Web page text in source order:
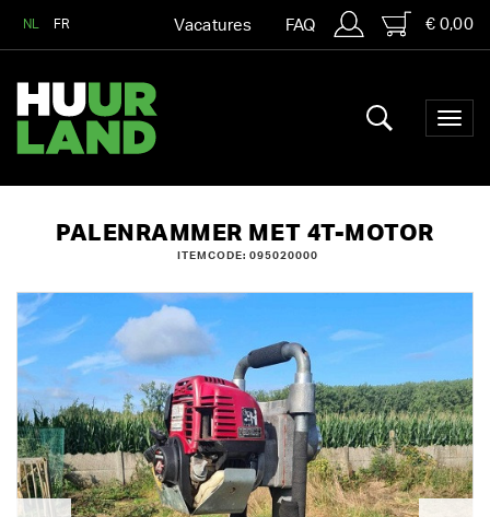
NL FR Vacatures FAQ € 0,00
PALENRAMMER MET 4T-MOTOR
ITEMCODE: 095020000